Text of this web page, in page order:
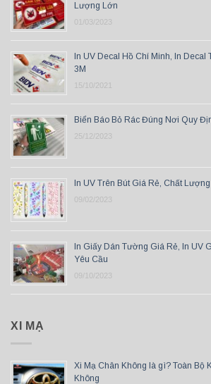
Lượng Lớn
01/03/2023
In UV Decal Hồ Chí Minh, In Decal
3M
15/10/2021
Biển Báo Bỏ Rác Đúng Nơi Quy
25/12/2023
In UV Trên Bút Giá Rẻ, Chất Lượng
09/02/2023
In Giấy Dán Tường Giá Rẻ, In UV
Yêu Cầu
09/10/2023
XI MẠ
Xi Mạ Chân Không là gì? Toàn Bộ
Không